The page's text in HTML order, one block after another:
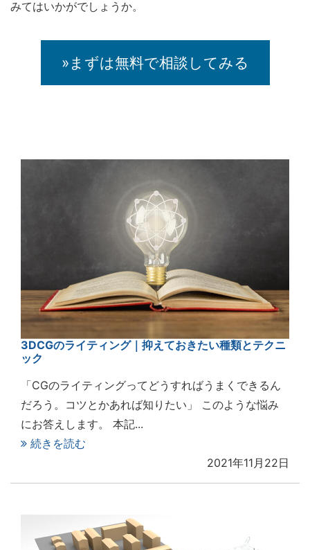
みてはいかがでしょうか。
»まずは無料で相談してみる
3DCGのライティング｜抑えておきたい種類とテクニ
ック
「CGのライティングってどうすればうまくできるん
だろう。コツとかあれば知りたい」 このような悩み
にお答えします。 本記...
続きを読む
2021年11月22日